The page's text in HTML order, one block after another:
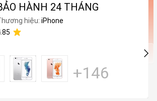
HÀNH 24 THÁNG
hiệu: iPhone
+146